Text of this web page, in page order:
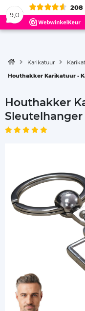
9,0
208
Menu
Karikatuur
Houthakker Karikatuur -
Houthakker